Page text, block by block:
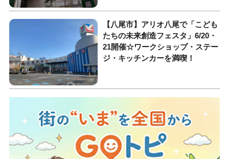
【八尾市】アリオ八尾で「こども
たちの未来創造フェスタ」6/20・
21開催☆ワークショップ・ステー
ジ・キッチンカーを満喫！